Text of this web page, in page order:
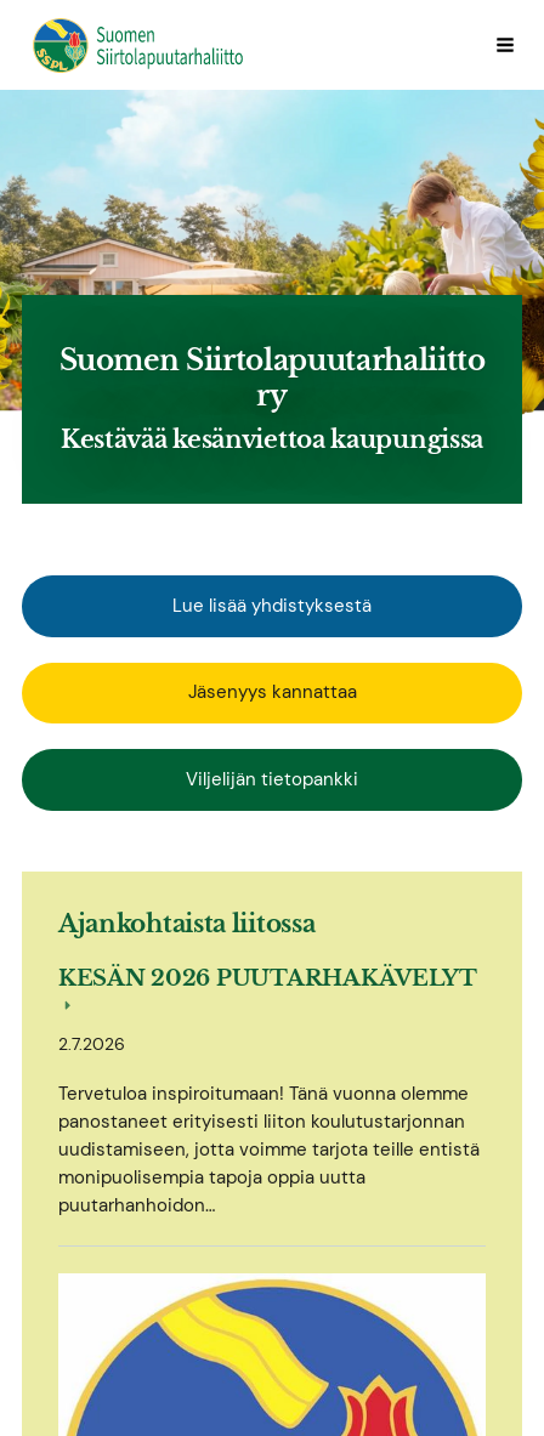
Siirry
sivun
Suomen Siirtolapuutarhaliitto ry
Suomen Siirtolapuutarhaliitto
ry
Kestävää kesänviettoa kaupungissa
Lue lisää yhdistyksestä
Jäsenyys kannattaa
Viljelijän tietopankki
Ajankohtaista liitossa
KESÄN 2026 PUUTARHAKÄVELYT
2.7.2026
Tervetuloa inspiroitumaan! Tänä vuonna olemme
panostaneet erityisesti liiton koulutustarjonnan
uudistamiseen, jotta voimme tarjota teille entistä
monipuolisempia tapoja oppia uutta
puutarhanhoidon…